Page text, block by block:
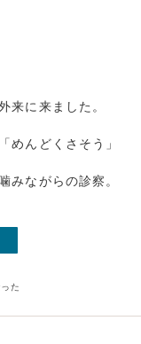
来に来ました。
めんどくさそう」
みながらの診察。
た